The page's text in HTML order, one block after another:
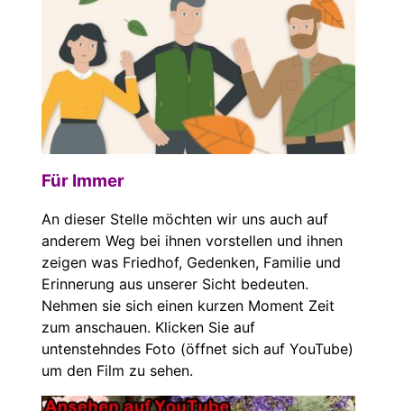
Für Immer
An dieser Stelle möchten wir uns auch auf
anderem Weg bei ihnen vorstellen und ihnen
zeigen was Friedhof, Gedenken, Familie und
Erinnerung aus unserer Sicht bedeuten.
Nehmen sie sich einen kurzen Moment Zeit
zum anschauen. Klicken Sie auf
untenstehndes Foto (öffnet sich auf YouTube)
um den Film zu sehen.